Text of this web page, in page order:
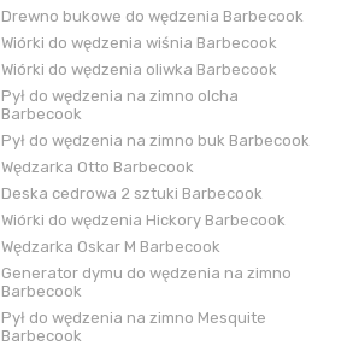
Drewno bukowe do wędzenia Barbecook
Wiórki do wędzenia wiśnia Barbecook
Wiórki do wędzenia oliwka Barbecook
Pył do wędzenia na zimno olcha
Barbecook
Pył do wędzenia na zimno buk Barbecook
Wędzarka Otto Barbecook
Deska cedrowa 2 sztuki Barbecook
Wiórki do wędzenia Hickory Barbecook
Wędzarka Oskar M Barbecook
Generator dymu do wędzenia na zimno
Barbecook
Pył do wędzenia na zimno Mesquite
Barbecook